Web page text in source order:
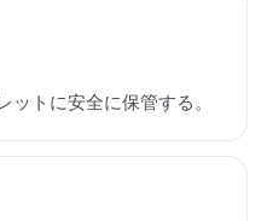
トに安全に保管する。